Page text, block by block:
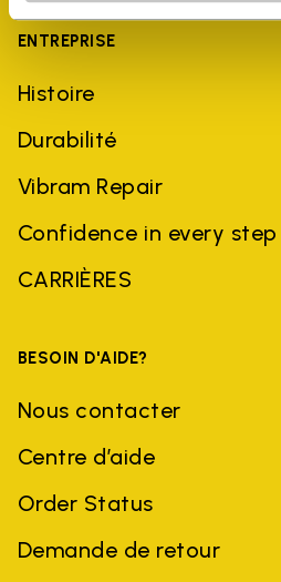
ENTREPRISE
Histoire
Durabilité
Vibram Repair
Confidence in every step
CARRIÈRES
BESOIN D'AIDE?
Nous contacter
Centre d’aide
Order Status
Demande de retour